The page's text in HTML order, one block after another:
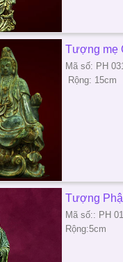
Tượng mẹ
Mã số: PH
Rộng: 15cm
Tượng
Mã số:: PH
Rộng:5cm